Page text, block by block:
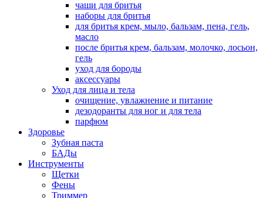
чаши для бритья
наборы для бритья
для бритья крем, мыло, бальзам, пена, гель,
масло
после бритья крем, бальзам, молочко, лосьон,
гель
уход для бороды
аксессуары
Уход для лица и тела
очищение, увлажнение и питание
дезодоранты для ног и для тела
парфюм
Здоровье
Зубная паста
БАДы
Инструменты
Щетки
Фены
Триммер